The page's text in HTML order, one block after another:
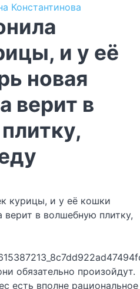
Константинова
и у её
новая
верит в
обязательно произойдут.
есть вполне рациональное